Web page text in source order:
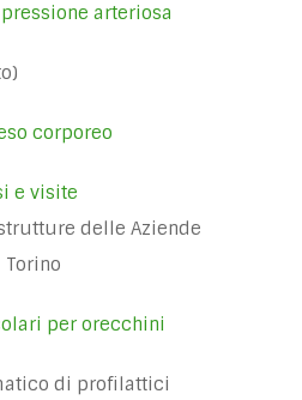
arteriosa
corporeo
e visite
delle Aziende
per orecchini
di profilattici